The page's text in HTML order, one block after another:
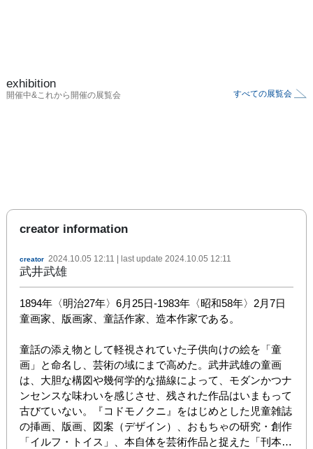
exhibition
開催中&これから開催の展覧会 すべての展覧会
creator information
creator 2024.10.05 12:11 | last update 2024.10.05 12:11
武井武雄
1894年〈明治27年〉6月25日-1983年〈昭和58年〉2月7日
童画家、版画家、童話作家、造本作家である。
童話の添え物として軽視されていた子供向けの絵を「童
画」と命名し、芸術の域にまで高めた。武井武雄の童画
は、大胆な構図や幾何学的な描線によって、モダンかつナ
ンセンスな味わいを感じさせ、残された作品はいまもって
古びていない。『コドモノクニ』をはじめとした児童雑誌
の挿画、版画、図案（デザイン）、おもちゃの研究・創作
「イルフ・トイス」、本自体を芸術作品と捉えた「刊本作